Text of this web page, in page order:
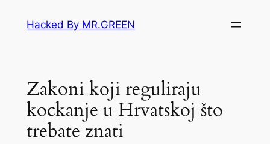
Hacked By MR.GREEN
Zakoni koji reguliraju
kockanje u Hrvatskoj što
trebate znati